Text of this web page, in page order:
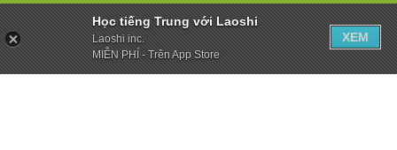
Học tiếng Trung với Laoshi
Laoshi inc.
MIỄN PHÍ - Trên App Store
XEM